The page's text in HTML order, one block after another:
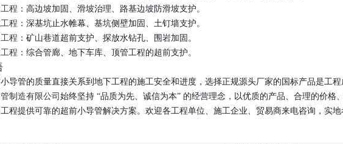
程 ：高边坡加固、滑坡治理、路基边坡防滑坡支护。
程 ：深基坑止水帷幕、基坑侧壁加固、土钉墙支护。
程 ：矿山巷道超前支护、探放水钻孔、围岩加固。
程 ：综合管廊、地下车库、顶管工程的超前支护。
导管的质量直接关系到地下工程的施工安全和进度，选择正规源头厂家的国标产品是工程
制造有限公司 始终坚持 “品质为先、诚信为本” 的经营理念，以优质的产品、合理的价格
程提供可靠的超前小导管解决方案。欢迎各工程单位、施工企业、贸易商来电咨询，实